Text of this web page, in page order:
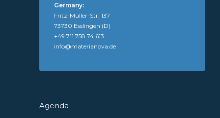
Agenda
Germany:
Fritz-Müller-Str. 137
73730 Esslingen (D)
+49 711 758 74 613
info@materianova.de